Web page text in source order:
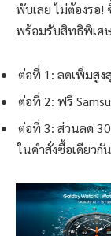
พับเลย ไม่ต้องรอ!
พร้อมรับสิทธิพิเศ
ต่อที่ 1: ลดเพิ่มสูง
ต่อที่ 2: ฟรี
ต่อที่ 3: ส่วนลด
ในคำสั่งซื้อเดียวกัน